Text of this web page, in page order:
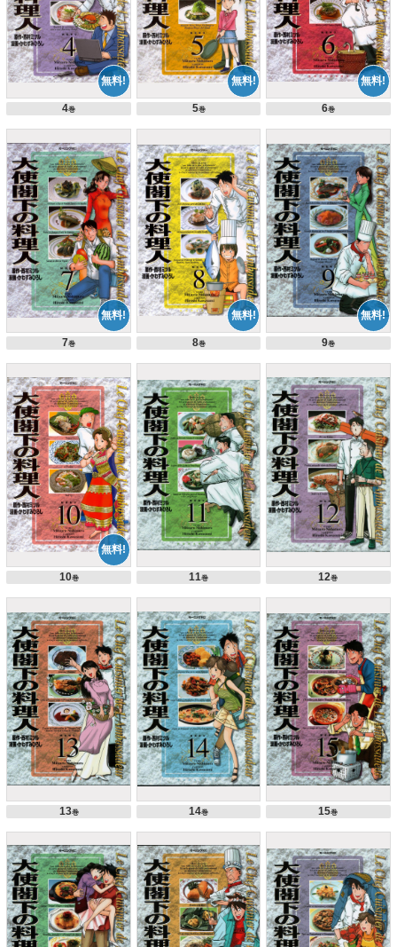
4巻 5巻 6巻
7巻 8巻 9巻
10巻 11巻 12巻
13巻 14巻 15巻